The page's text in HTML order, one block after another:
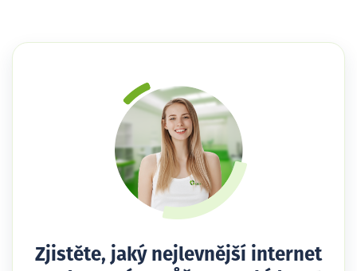
Zjistěte, jaký nejlevnější internet